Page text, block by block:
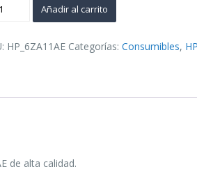
Añadir al carrito
HP_6ZA11AE Categorías:Consumibles, HP
de alta calidad.